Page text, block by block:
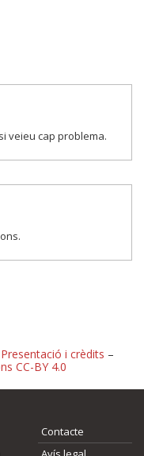
veieu cap problema.
o
Presentació i crèdits –
CC-BY 4.0
Contacte